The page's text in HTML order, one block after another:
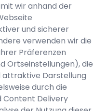
wir anhand der
und sicherer
verwenden wir die
Präferenzen
Ortseinstellungen), die
attraktive Darstellung
durch die
Content Delivery